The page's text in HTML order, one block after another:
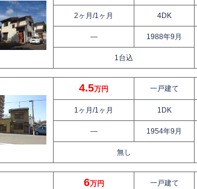
2ヶ月/1ヶ月 4DK
—
1988年9月
1台込
4.5万円 一戸建て
1ヶ月/1ヶ月 1DK
—
1954年9月
無し
6万円 一戸建て